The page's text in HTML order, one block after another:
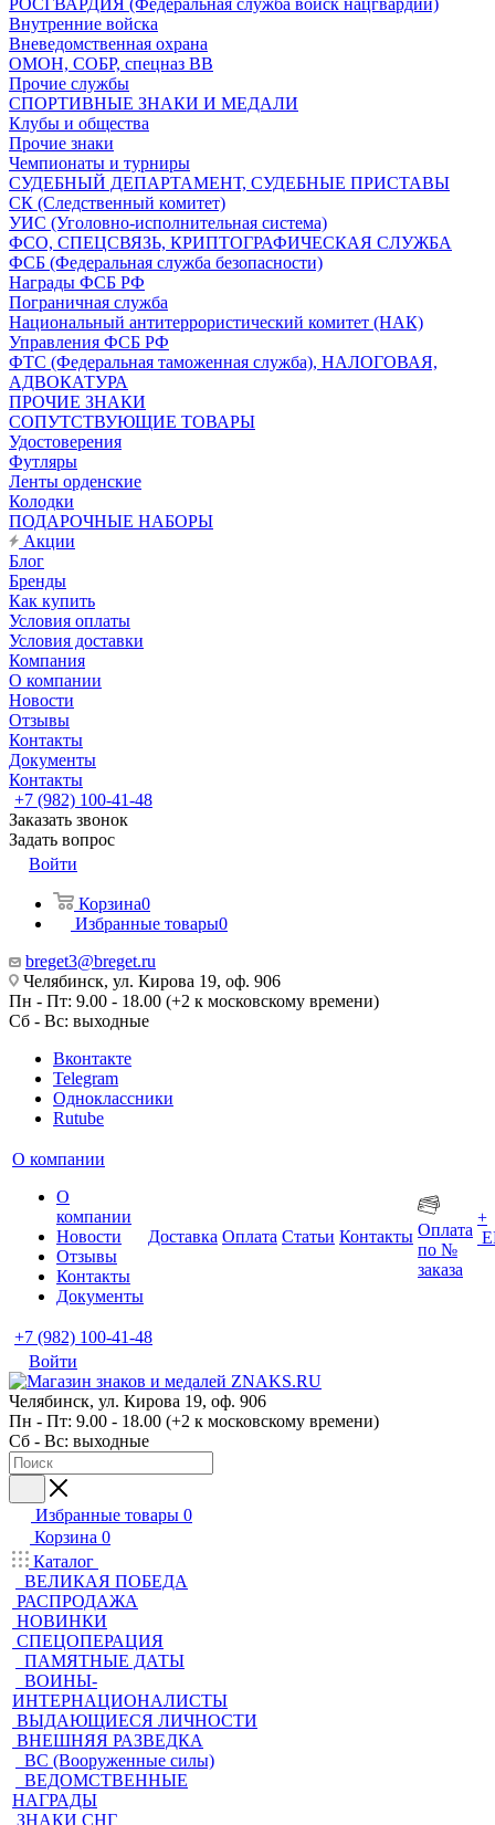
РОСГВАРДИЯ (Федеральная служба войск нацгвардии)
Внутренние войска
Вневедомственная охрана
ОМОН, СОБР, спецназ ВВ
Прочие службы
СПОРТИВНЫЕ ЗНАКИ И МЕДАЛИ
Клубы и общества
Прочие знаки
Чемпионаты и турниры
СУДЕБНЫЙ ДЕПАРТАМЕНТ, СУДЕБНЫЕ ПРИСТАВЫ
СК (Следственный комитет)
УИС (Уголовно-исполнительная система)
ФСО, СПЕЦСВЯЗЬ, КРИПТОГРАФИЧЕСКАЯ СЛУЖБА
ФСБ (Федеральная служба безопасности)
Награды ФСБ РФ
Пограничная служба
Национальный антитеррористический комитет (НАК)
Управления ФСБ РФ
ФТС (Федеральная таможенная служба), НАЛОГОВАЯ,
АДВОКАТУРА
ПРОЧИЕ ЗНАКИ
СОПУТСТВУЮЩИЕ ТОВАРЫ
Удостоверения
Футляры
Ленты орденские
Колодки
ПОДАРОЧНЫЕ НАБОРЫ
Акции
Блог
Бренды
Как купить
Условия оплаты
Условия доставки
Компания
О компании
Новости
Отзывы
Контакты
Документы
Контакты
+7 (982) 100-41-48
Заказать звонок
Задать вопрос
Войти
Корзина0
Избранные товары0
breget3@breget.ru
Челябинск, ул. Кирова 19, оф. 906
Пн - Пт: 9.00 - 18.00 (+2 к московскому времени)
Сб - Вс: выходные
Вконтакте
Telegram
Одноклассники
Rutube
О компании
О
компании
Новости
Отзывы
Контакты
Документы
Доставка Оплата Статьи Контакты Оплата
по №
заказа
+
+7 (982) 100-41-48
Войти
Челябинск, ул. Кирова 19, оф. 906
Пн - Пт: 9.00 - 18.00 (+2 к московскому времени)
Сб - Вс: выходные
Избранные товары 0
Корзина 0
Каталог
ВЕЛИКАЯ ПОБЕДА
РАСПРОДАЖА
НОВИНКИ
СПЕЦОПЕРАЦИЯ
ПАМЯТНЫЕ ДАТЫ
ВОИНЫ-
ИНТЕРНАЦИОНАЛИСТЫ
ВЫДАЮЩИЕСЯ ЛИЧНОСТИ
ВНЕШНЯЯ РАЗВЕДКА
ВС (Вооруженные силы)
ВЕДОМСТВЕННЫЕ
НАГРАДЫ
ЗНАКИ СНГ